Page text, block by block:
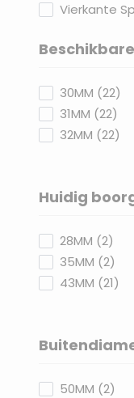
Vierkante
30MM (22)
31MM (22)
32MM (22)
Huidig
28MM (2)
35MM (2)
43MM (21)
50MM (2)